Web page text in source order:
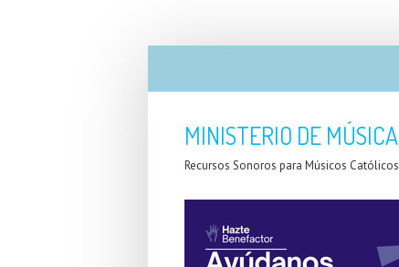
MINISTERIO DE MÚSICA
Recursos Sonoros para Músicos Católicos